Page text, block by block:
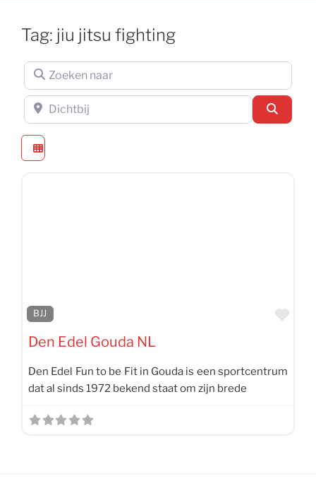
Tag: jiu jitsu fighting
Zoeken naar
Dichtbij
BJJ
Den Edel Gouda NL
Den Edel Fun to be Fit in Gouda is een sportcentrum
dat al sinds 1972 bekend staat om zijn brede